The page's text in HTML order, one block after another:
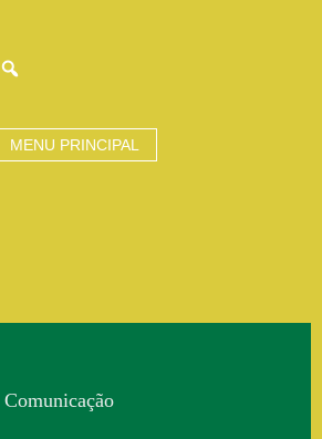
MENU PRINCIPAL